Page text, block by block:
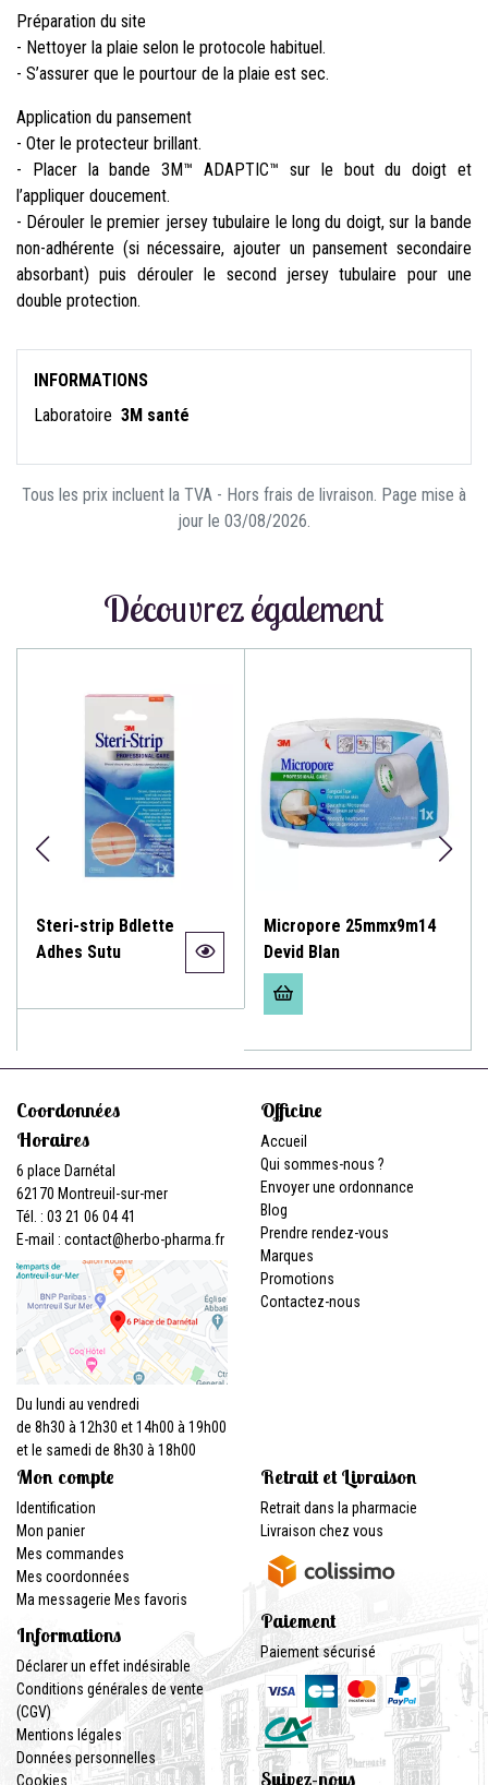
Préparation du site
- Nettoyer la plaie selon le protocole habituel.
- S’assurer que le pourtour de la plaie est sec.
Application du pansement
- Oter le protecteur brillant.
- Placer la bande 3M™ ADAPTIC™ sur le bout du doigt et
l’appliquer doucement.
- Dérouler le premier jersey tubulaire le long du doigt, sur la bande
non-adhérente (si nécessaire, ajouter un pansement secondaire
absorbant) puis dérouler le second jersey tubulaire pour une
double protection.
INFORMATIONS
Laboratoire 3M santé
Tous les prix incluent la TVA - Hors frais de livraison. Page mise à
jour le 03/08/2026.
Découvrez également
Steri-strip Bdlette
Adhes Sutu
Micropore 25mmx9m14
Devid Blan
Coordonnées
Horaires
6 place Darnétal
62170 Montreuil-sur-mer
Tél. : 03 21 06 04 41
E-mail : contact@herbo-pharma.fr
Du lundi au vendredi
de 8h30 à 12h30 et 14h00 à 19h00
et le samedi de 8h30 à 18h00
Officine
Accueil
Qui sommes-nous ?
Envoyer une ordonnance
Blog
Prendre rendez-vous
Marques
Promotions
Contactez-nous
Mon compte
Identification
Mon panier
Mes commandes
Mes coordonnées
Ma messagerie Mes favoris
Informations
Déclarer un effet indésirable
Conditions générales de vente
(CGV)
Mentions légales
Données personnelles
Cookies
Retrait et Livraison
Retrait dans la pharmacie
Livraison chez vous
Paiement
Paiement sécurisé
Suivez-nous